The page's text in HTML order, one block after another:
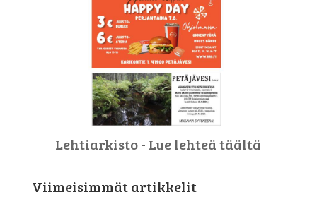
Lehtiarkisto - Lue lehteä täältä
Viimeisimmät artikkelit